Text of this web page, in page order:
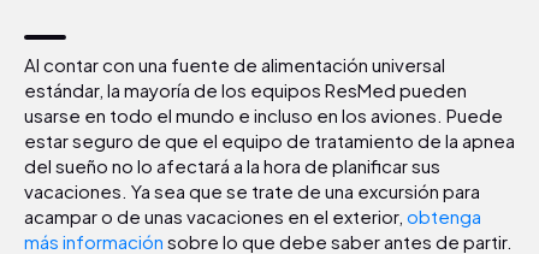
Al contar con una fuente de alimentación universal
estándar, la mayoría de los equipos ResMed pueden
usarse en todo el mundo e incluso en los aviones. Puede
estar seguro de que el equipo de tratamiento de la apnea
del sueño no lo afectará a la hora de planificar sus
vacaciones. Ya sea que se trate de una excursión para
acampar o de unas vacaciones en el exterior, obtenga
más información sobre lo que debe saber antes de partir.